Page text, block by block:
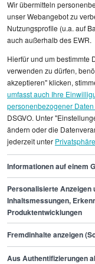
statistischen
einzelnen
Erziehungsberater/
Finde
der zu
Wir übermitteln
unser Webangebot zu
Nutzungsprofile (u.a. auf
auch außerhalb des EWR.
Hierfür und um bestimmte
verwenden zu dürfen,
akzeptieren" klicken,
umfasst auch Ihre
personenbezogener
DSGVO. Unter
ändern oder die
jederzeit unter Privatsphäre
Informationen auf einem
Personalisierte Anzeigen
Inhaltsmessungen,
Produktentwicklungen
Fremdinhalte anzeigen
Aus Authentifizierungen